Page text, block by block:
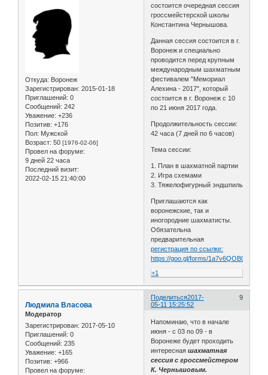
Откуда: Воронеж
Зарегистрирован: 2015-01-18
Приглашений: 0
Сообщений: 242
Уважение: +236
Позитив: +176
Пол: Мужской
Возраст: 50 [1976-02-06]
Провел на форуме:
9 дней 22 часа
Последний визит:
2022-02-15 21:40:00
состоится очередная сессия
гроссмейстерской школы
Константина Чернышова.
Данная сессия состоится в г.
Воронеж и специально
проводится перед крупным
международным шахматным
фестивалем "Мемориал
Алехина - 2017", который
состоится в г. Воронеж с 10
по 21 июня 2017 года.
Продолжительность сессии:
42 часа (7 дней по 6 часов)
Тема сессии:
1. План в шахматной партии
2. Игра схемами
3. Тяжелофигурный эндшпиль
Приглашаются как
воронежские, так и
иногородние шахматисты.
Обязательна
предварительная
регистрация по ссылке:
https://goo.gl/forms/
+1
Поделиться 9
2017-
05-11 15:25:52
Людмила Власова
Модератор
Зарегистрирован: 2017-05-10
Приглашений: 0
Сообщений: 235
Уважение: +165
Позитив: +966
Провел на форуме:
Напоминаю, что в начале
июня - с 03 по 09 - в
Воронеже будет проходить
интересная шахматная
сессия с гроссмейстером
К. Чернышовым.